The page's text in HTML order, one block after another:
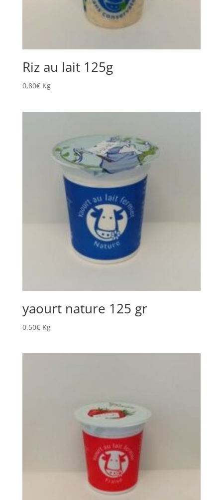
Riz au lait 125g
0,80€ Kg
yaourt nature 125 gr
0,50€ Kg